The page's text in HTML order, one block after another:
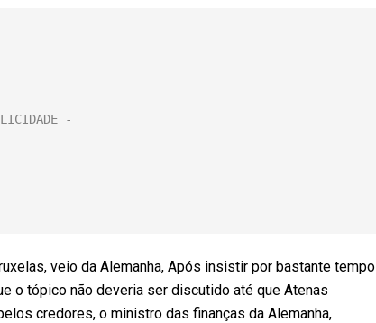
veio da Alemanha, Após insistir por bastante tempo
o tópico não deveria ser discutido até que Atenas
credores, o ministro das finanças da Alemanha,